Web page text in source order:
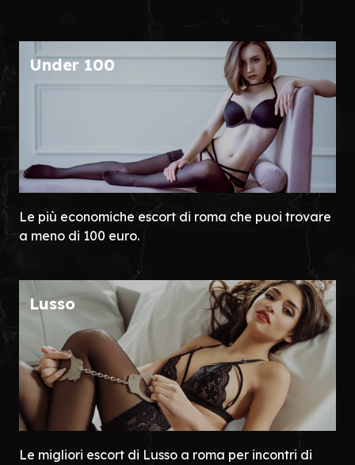
Under 100
Le più economiche escort di roma che puoi trovare
a meno di 100 euro.
Lusso
Le migliori escort di Lusso a roma per incontri di